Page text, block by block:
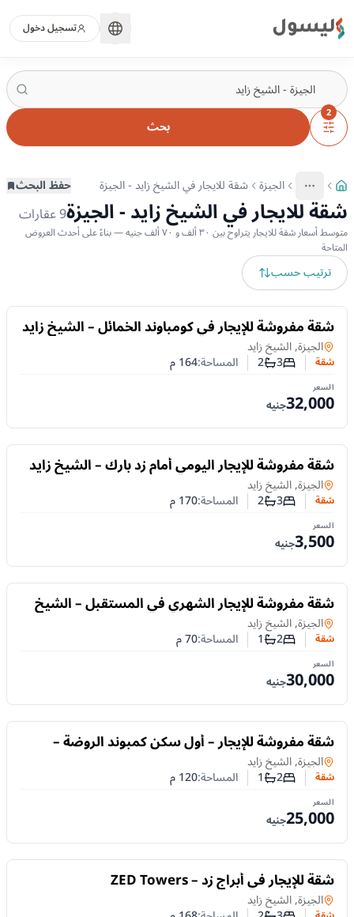
ليسول تسجيل دخول
2
بحث
More
عرض المزيد من المسارات
الجيزة شقة للايجار في الشيخ زايد - الجيزة حفظ البحث
شقة للايجار في الشيخ زايد - الجيزة9عقارات
متوسط أسعار شقة للايجار يتراوح بين ٣٠ ألف و ٧٠ ألف جنيه — بناءً على أحدث العروض
المتاحة
ترتيب حسب
للايجار
شقة مفروشة للإيجار في كومباوند الخمائل – الشيخ زايد
| 164م و3 غرفشقةفي
الجيزة, الشيخ زايد
شقة عدد غرف النوم
3عدد الحمامات
2 المساحة:164م
السعر
32,000جنيه
للايجار
شقة مفروشة للإيجار اليومي أمام زد بارك – الشيخ زايد
| 170م و3 غرفشقةفي
الجيزة, الشيخ زايد
شقة عدد غرف النوم
3عدد الحمامات
2 المساحة:170م
السعر
3,500جنيه
للايجار
شقة مفروشة للإيجار الشهري في المستقبل – الشيخ
زايد | 70م وحديقة خاصة
شقةفي
الجيزة, الشيخ زايد
شقة عدد غرف النوم
2عدد الحمامات
1 المساحة:70م
السعر
30,000جنيه
للايجار
شقة مفروشة للإيجار – أول سكن كمبوند الروضة –
الشيخ زايد
شقةفي
الجيزة, الشيخ زايد
شقة عدد غرف النوم
2عدد الحمامات
1 المساحة:120م
السعر
25,000جنيه
للايجار
شقة للإيجار في أبراج زد – ZED Towers
شقةفي
الجيزة, الشيخ زايد